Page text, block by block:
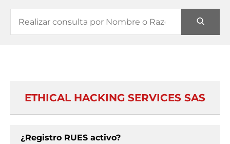
ETHICAL HACKING SERVICES SAS
¿Registro RUES activo?